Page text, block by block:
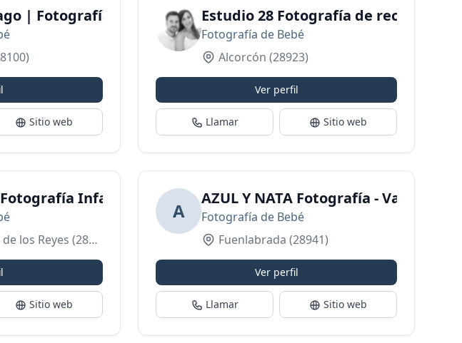
| Fotografía Newborn
Sitio web
Estudio 28 Fotografía de recién
Fotografía de Bebé
Alcorcón (28923)
Ver perfil
Llamar Sitio web
Fotografía Infantil y Familiar
los Reyes (28703)
Sitio web
A
AZUL Y NATA Fotografía - Vanesa
Fotografía de Bebé
Fuenlabrada (28941)
Ver perfil
Llamar Sitio web